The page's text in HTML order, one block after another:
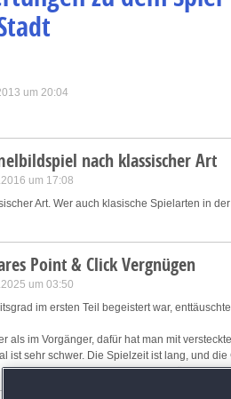
um 20:04
nach klassischer Art
um 17:08
Art. Wer auch klasische Spielarten in
Point & Click Vergnügen
um 03:50
im ersten Teil begeistert war,
als im Vorgänger, dafür hat man mit
ist sehr schwer. Die Spielzeit ist lang, und
Teil wird aber leider nicht erklärt/